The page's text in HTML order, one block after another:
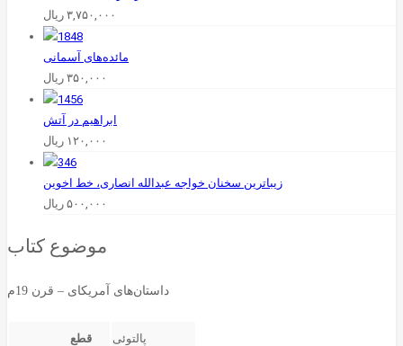
۳,۷۵۰,۰۰۰ ریال
مائده‌های آسمانی
۳۵۰,۰۰۰ ریال
ابراهیم در آتش
۱۲۰,۰۰۰ ریال
زیباترین سخنان خواجه عبدالله انصاری، خط اخوین
۵۰۰,۰۰۰ ریال
موضوع کتاب
داستان‌های آمریکای – قرن 19م
قطع